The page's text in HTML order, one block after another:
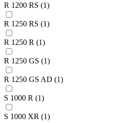
R 1200 RS (1)
R 1250 RS (1)
R 1250 R (1)
R 1250 GS (1)
R 1250 GS AD (1)
S 1000 R (1)
S 1000 XR (1)